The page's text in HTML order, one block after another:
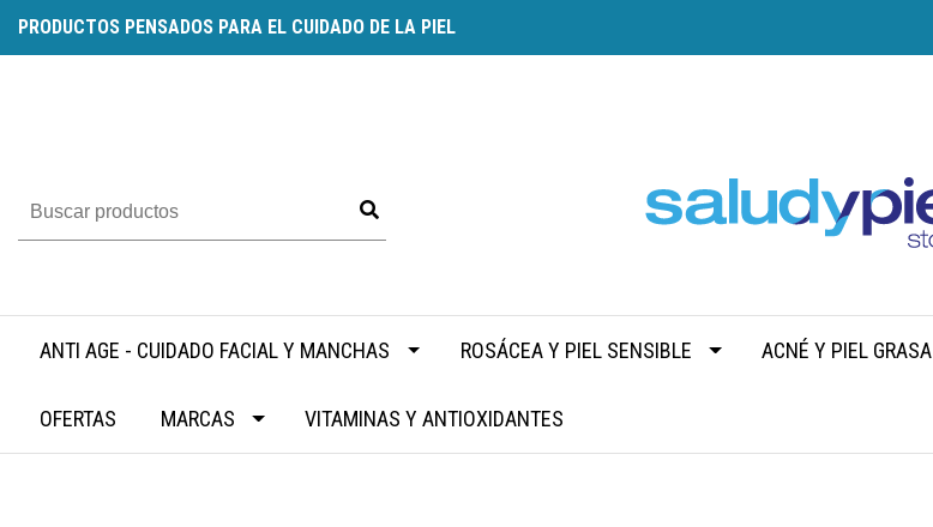
PRODUCTOS PENSADOS PARA EL CUIDADO DE LA PIEL
ANTI AGE - CUIDADO FACIAL Y MANCHAS ROSÁCEA Y PIEL SENSIBLE ACNÉ Y PIEL GRASA
OFERTAS MARCAS VITAMINAS Y ANTIOXIDANTES